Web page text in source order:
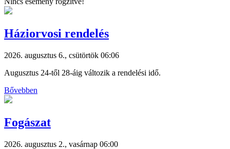
Háziorvosi rendelés
2026. augusztus 6., csütörtök 06:06
Augusztus 24-től 28-áig változik a rendelési idő.
Bővebben
Fogászat
2026. augusztus 2., vasárnap 06:00